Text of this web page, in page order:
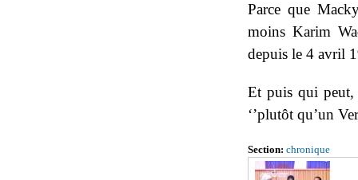
Parce que
moins Karim
depuis le 4 avril
Et puis qui peut,
‘’plutôt qu’un
Section: chronique